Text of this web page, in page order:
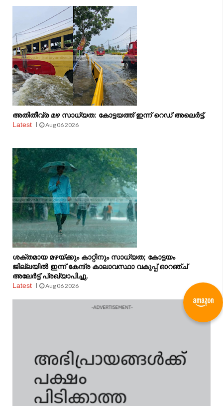
അതിതീവ്ര മഴ സാധ്യത: കോട്ടയത്ത് ഇന്ന് റെഡ് അലെർട്ട്.
Latest
Aug 06 2026
ശക്തമായ മഴയ്ക്കും കാറ്റിനും സാധ്യത; കോട്ടയം
ജില്ലയിൽ ഇന്ന് കേന്ദ്ര കാലാവസ്ഥാ വകുപ്പ് ഓറഞ്ച്
അലേർട്ട് പ്രഖ്യാപിച്ചു.
Latest
Aug 06 2026